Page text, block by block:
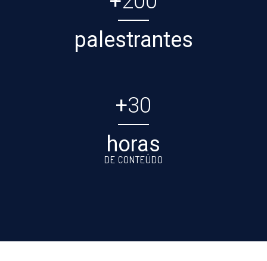
palestrantes
+30
horas
DE CONTEÚDO